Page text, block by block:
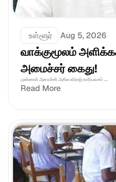
உள்ளூர் Aug 5, 2026
வாக்குமூலம்
அமைச்சர் கைது!
முன்னாள் அமைச்சர் அகில விராஜ் காரியவசம் ....
Read More